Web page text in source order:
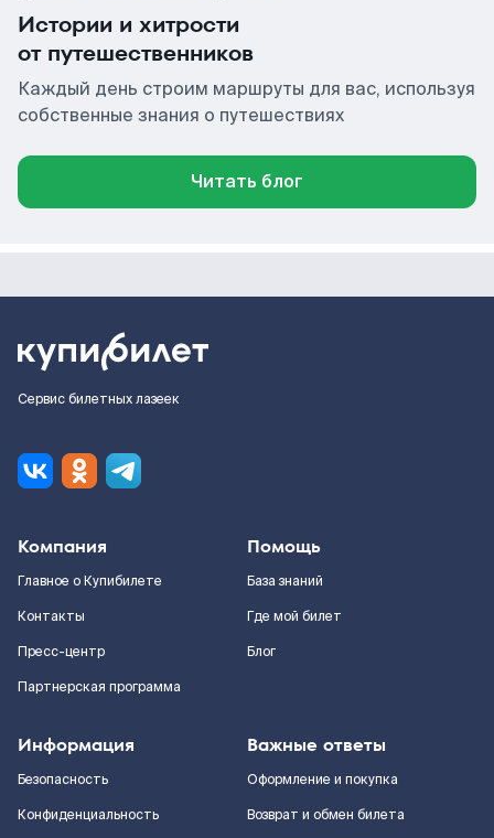
Истории и хитрости
от путешественников
Каждый день строим маршруты для вас, используя
собственные знания о путешествиях
Читать блог
Сервис билетных лазеек
Компания
Главное о Купибилете
Контакты
Пресс-центр
Партнерская программа
Помощь
База знаний
Где мой билет
Блог
Информация
Безопасность
Конфиденциальность
Важные ответы
Оформление и покупка
Возврат и обмен билета